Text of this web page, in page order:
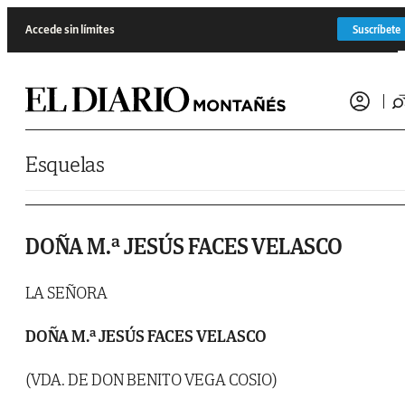
Accede sin límites Suscríbete
Esquelas
DOÑA M.ª JESÚS FACES VELASCO
LA SEÑORA
DOÑA M.ª JESÚS FACES VELASCO
(VDA. DE DON BENITO VEGA COSIO)